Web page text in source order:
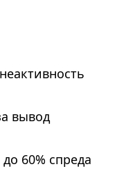
вывод
60% спреда